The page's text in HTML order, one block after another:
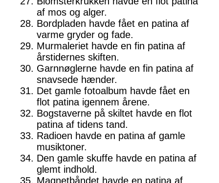
af mos og alger.
Bordpladen havde fået en patina af
varme gryder og fade.
Murmaleriet havde en fin patina af
årstidernes skiften.
Garnnøglerne havde en fin patina af
snavsede hænder.
Det gamle fotoalbum havde fået en
flot patina igennem årene.
Bogstaverne på skiltet havde en flot
patina af tidens tand.
Radioen havde en patina af gamle
musiktoner.
Den gamle skuffe havde en patina af
glemt indhold.
Magnetbåndet havde en patina af